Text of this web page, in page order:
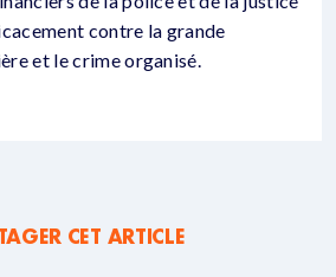
contre la grande
et le crime organisé.
CET ARTICLE